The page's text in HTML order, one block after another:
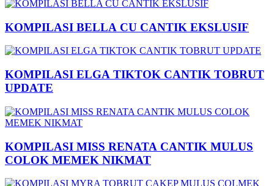
KOMPILASI BELLA CU CANTIK EKSLUSIF
KOMPILASI ELGA TIKTOK CANTIK TOBRUT
UPDATE
KOMPILASI MISS RENATA CANTIK MULUS
COLOK MEMEK NIKMAT